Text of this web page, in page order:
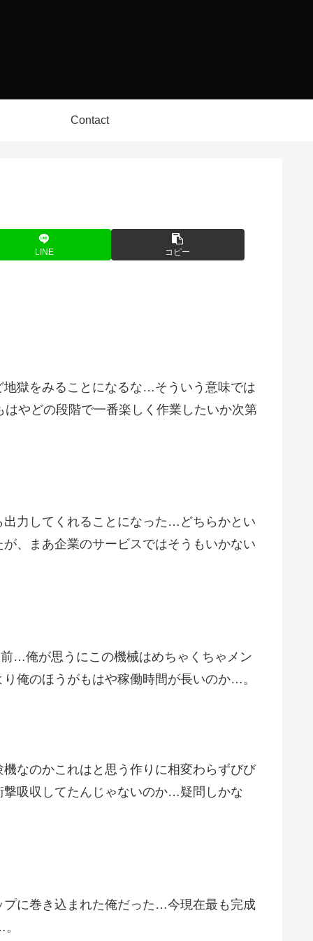
Contact
LINE コピー
獄をみることになるな…そういう意味では
やどの段階で一番楽しく作業したいか次第
力してくれることになった…どちらかとい
、まあ企業のサービスではそうもいかない
…俺が思うにこの機械はめちゃくちゃメン
俺のほうがもはや稼働時間が長いのか…。
なのかこれはと思う作りに相変わらずびび
吸収してたんじゃないのか…疑問しかな
に巻き込まれた俺だった…今現在最も完成